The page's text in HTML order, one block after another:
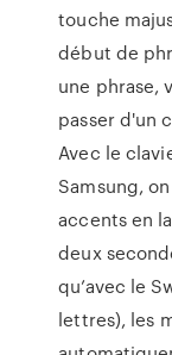
touche
début de
une phrase,
passer d'un
Avec le
Samsung,
accents en
deux
qu’avec le
lettres), les